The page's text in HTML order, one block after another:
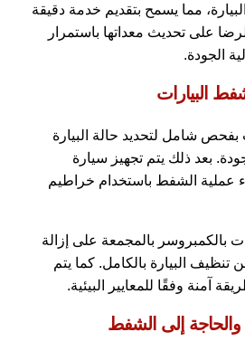
مما يسمح بتقديم خدمة دقيقة
على تحديث معداتها باستمرار
الجودة.
البيارات
بفحص شامل لتحديد حالة البيارة
بعد ذلك يتم تجهيز سيارة
عملية الشفط باستخدام خراطيم
بالكمبروسر بالمجمعة على إزالة
تنظيف البيارة بالكامل. كما يتم
آمنة وفقًا للمعايير البيئية.
والحاجة إلى الشفط